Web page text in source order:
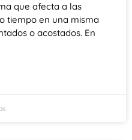
que afecta a las
tiempo en una misma
o acostados. En